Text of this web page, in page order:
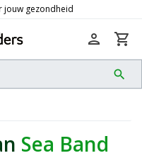
jouw gezondheid
search
person shopping_cart
Sea Band